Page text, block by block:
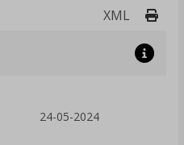
XML
24-05-2024